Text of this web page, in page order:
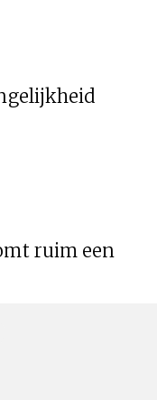
ruim een